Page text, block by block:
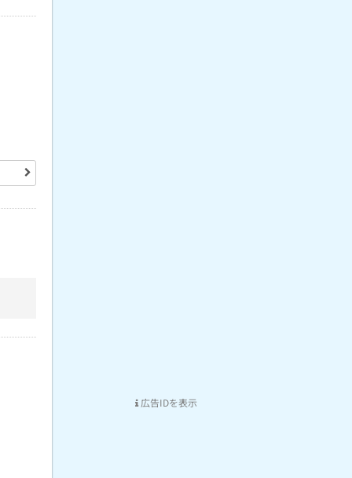
広告IDを表示